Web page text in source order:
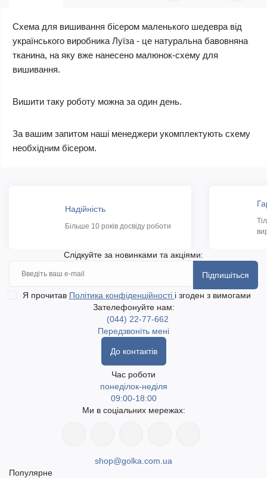
Схема для вишивання бісером маленького шедевра від
українського виробника Луїза - це натуральна бавовняна
тканина, на яку вже нанесено малюнок-схему для
вишивання.
Вишити таку роботу можна за один день.
За вашим запитом наші менеджери укомплектують схему
необхідним бісером.
Надійність
Більше 10 років досвіду роботи
Слідкуйте за новинками та акціями:
Підпишіться
Я прочитав Політика конфіденційності і згоден з вимогами
Зателефонуйте нам:
(044) 22-77-662
Передзвоніть мені
До контактів
Час роботи
понеділок-неділя
09:00-18:00
Ми в соціальних мережах:
shop@golka.com.ua
Популярне